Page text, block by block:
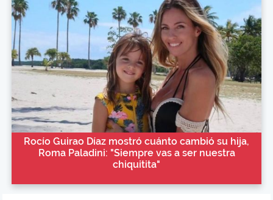
Rocío Guirao Díaz mostró cuánto cambió su hija,
Roma Paladini: "Siempre vas a ser nuestra
chiquitita"